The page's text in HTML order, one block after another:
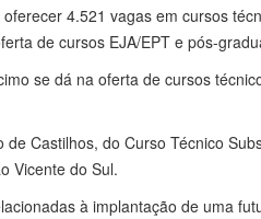
4.521 vagas em cursos
de cursos EJA/EPT e pós-
se dá na oferta de cursos
de Castilhos, do Curso Técnico
Vicente do Sul.
à implantação de uma